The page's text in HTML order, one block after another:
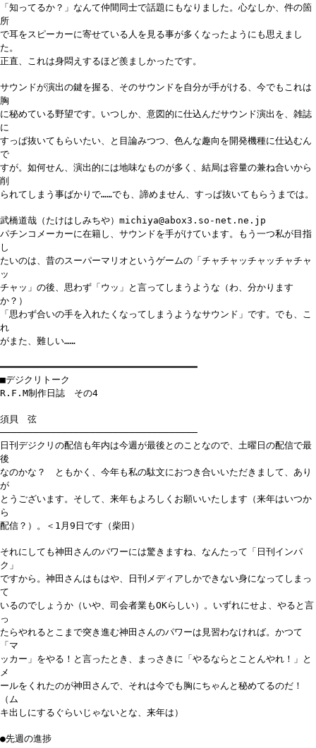
「知ってるか？」なんて仲間同士で話題にもなりました。心なしか、件の箇
所
で耳をスピーカーに寄せている人を見る事が多くなったようにも思えまし
た。
正直、これは身悶えするほど羨ましかったです。
サウンドが演出の鍵を握る、そのサウンドを自分が手がける、今でもこれは
胸
に秘めている野望です。いつしか、意図的に仕込んだサウンド演出を、雑誌
に
すっぱ抜いてもらいたい、と目論みつつ、色んな趣向を開発機種に仕込むん
で
すが。如何せん、演出的には地味なものが多く、結局は容量の兼ね合いから
削
られてしまう事ばかりで……でも、諦めません、すっぱ抜いてもらうまでは。
武橋道哉（たけはしみちや）michiya@abox3.so-net.ne.jp
パチンコメーカーに在籍し、サウンドを手がけています。もう一つ私が目指
し
たいのは、昔のスーパーマリオというゲームの「チャチャッチャッチャチャ
ッ
チャッ」の後、思わず「ウッ」と言ってしまうような（わ、分かります
か？）
「思わず合いの手を入れたくなってしまうようなサウンド」です。でも、こ
れ
がまた、難しい……
━━━━━━━━━━━━━━━━━━━━━━━━━━━━━━━━━━━
■デジクリトーク
R.F.M制作日誌 その4
須貝 弦
───────────────────────────────────
日刊デジクリの配信も年内は今週が最後とのことなので、土曜日の配信で最
後
なのかな？ ともかく、今年も私の駄文におつき合いいただきまして、あり
が
とうございます。そして、来年もよろしくお願いいたします（来年はいつか
ら
配信？）。＜1月9日です（柴田）
それにしても神田さんのパワーには驚きますね、なんたって「日刊インパ
ク」
ですから。神田さんはもはや、日刊メディアしかできない身になってしまっ
て
いるのでしょうか（いや、司会者業もOKらしい）。いずれにせよ、やると言
っ
たらやれるとこまで突き進む神田さんのパワーは見習わなければ。かつて
「マ
ッカー」をやる！と言ったとき、まっさきに「やるならとことんやれ！」と
メ
ールをくれたのが神田さんで、それは今でも胸にちゃんと秘めてるのだ！
（ム
キ出しにするぐらいじゃないとな、来年は）
●先週の進捗